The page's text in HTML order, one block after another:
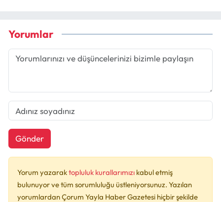
Yorumlar
Gönder
Yorum yazaraktopluluk kurallarımızı kabul etmiş
bulunuyor ve tüm sorumluluğu üstleniyorsunuz. Yazılan
yorumlardan Çorum Yayla Haber Gazetesi hiçbir şekilde